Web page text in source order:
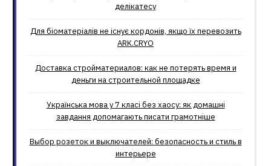
делікатесу
Для біоматеріалів не існує кордонів, якщо їх перевозить
ARK.CRYO
Доставка стройматериалов: как не потерять время и
деньги на строительной площадке
Українська мова у 7 класі без хаосу: як домашні
завдання допомагають писати грамотніше
Выбор розеток и выключателей: безопасность и стиль в
интерьере